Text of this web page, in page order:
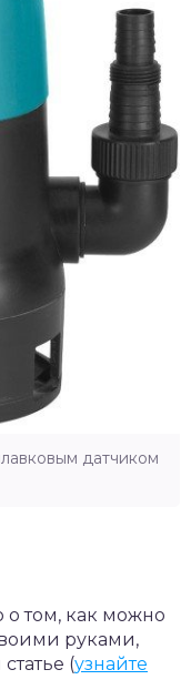
датчиком
том, как можно
руками,
(узнайте